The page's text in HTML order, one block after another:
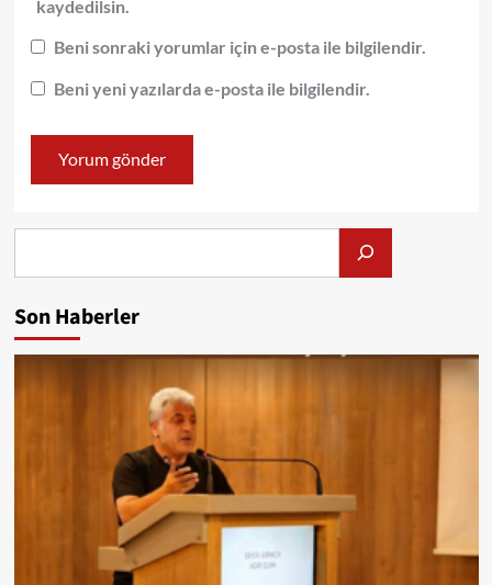
kaydedilsin.
Beni sonraki yorumlar için e-posta ile bilgilendir.
Beni yeni yazılarda e-posta ile bilgilendir.
Son Haberler